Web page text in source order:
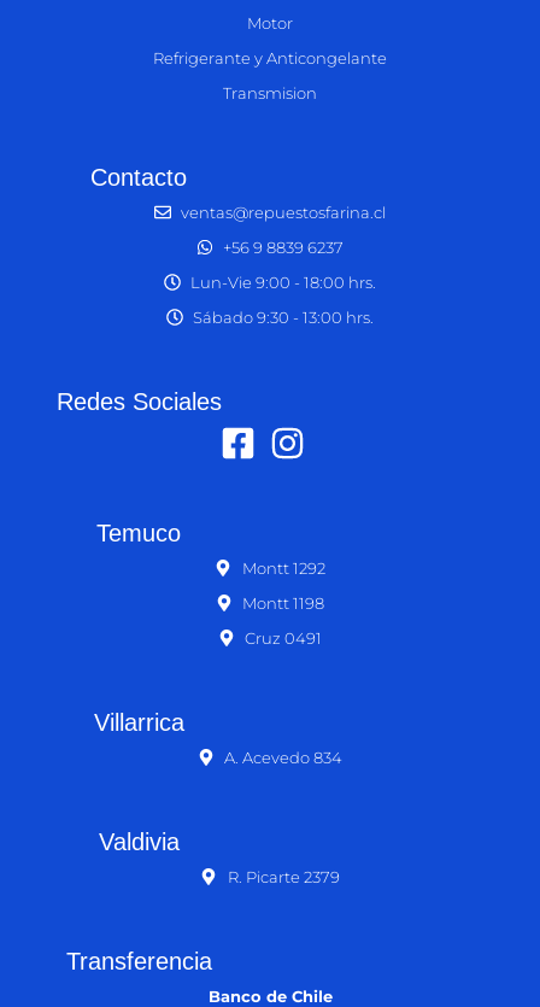
Motor
Refrigerante y Anticongelante
Transmision
Contacto
ventas@repuestosfarina.cl
+56 9 8839 6237
Lun-Vie 9:00 - 18:00 hrs.
Sábado 9:30 - 13:00 hrs.
Redes Sociales
Temuco
Montt 1292
Montt 1198
Cruz 0491
Villarrica
A. Acevedo 834
Valdivia
R. Picarte 2379
Transferencia
Banco de Chile